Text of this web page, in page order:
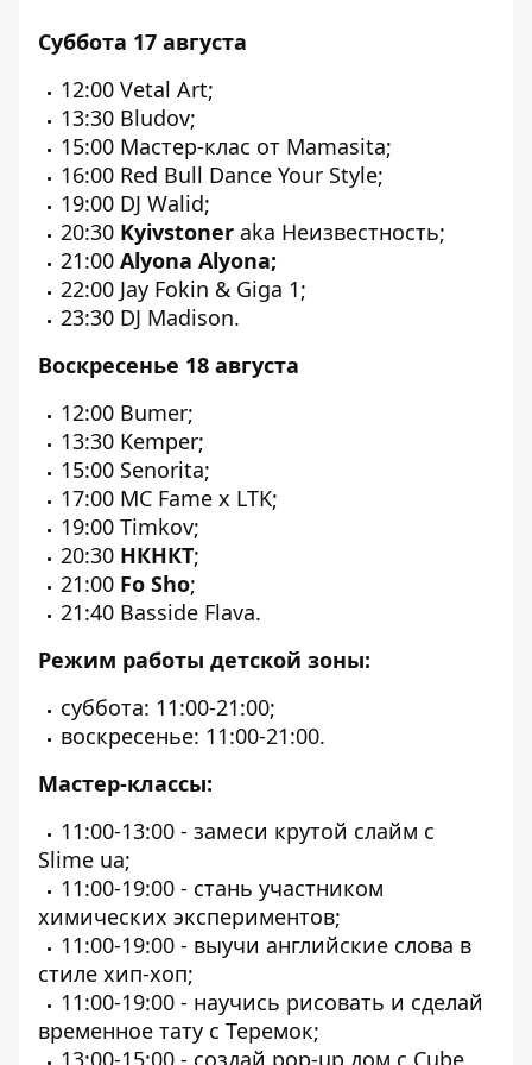
Суббота 17 августа
12:00 Vetal Art;
13:30 Bludov;
15:00 Мастер-клас от Mamasita;
16:00 Red Bull Dance Your Style;
19:00 DJ Walid;
20:30 Kyivstoner aka Неизвестность;
21:00 Alyona Alyona;
22:00 Jay Fokin & Giga 1;
23:30 DJ Madison.
Воскресенье 18 августа
12:00 Bumer;
13:30 Kemper;
15:00 Senorita;
17:00 MC Fame x LTK;
19:00 Timkov;
20:30 НКНКТ;
21:00 Fo Sho;
21:40 Basside Flava.
Режим работы детской зоны:
суббота: 11:00-21:00;
воскресенье: 11:00-21:00.
Мастер-классы:
11:00-13:00 - замеси крутой слайм с
Slime ua;
11:00-19:00 - стань участником
химических экспериментов;
11:00-19:00 - выучи английские слова в
стиле хип-хоп;
11:00-19:00 - научись рисовать и сделай
временное тату с Теремок;
13:00-15:00 - создай pop-up дом с Cube